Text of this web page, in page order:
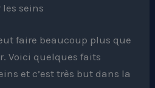
seins
faire beaucoup plus que
Voici quelques faits
et c’est très but dans la